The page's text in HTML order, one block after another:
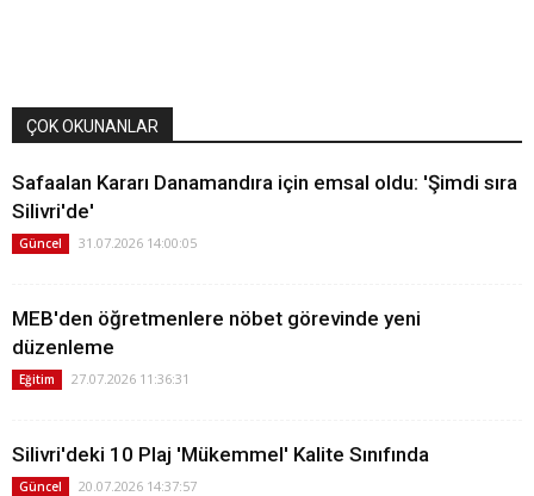
ÇOK OKUNANLAR
Safaalan Kararı Danamandıra için emsal oldu: 'Şimdi sıra
Silivri'de'
Güncel 31.07.2026 14:00:05
MEB'den öğretmenlere nöbet görevinde yeni
düzenleme
Eğitim 27.07.2026 11:36:31
Silivri'deki 10 Plaj 'Mükemmel' Kalite Sınıfında
Güncel 20.07.2026 14:37:57